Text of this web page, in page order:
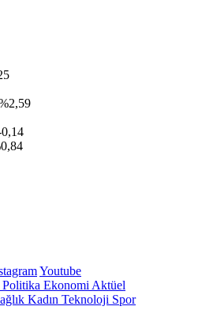
Youtube
Politika Ekonomi Aktüel
Kadın Teknoloji Spor